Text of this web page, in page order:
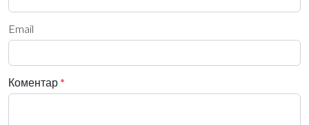
Email
Коментар *